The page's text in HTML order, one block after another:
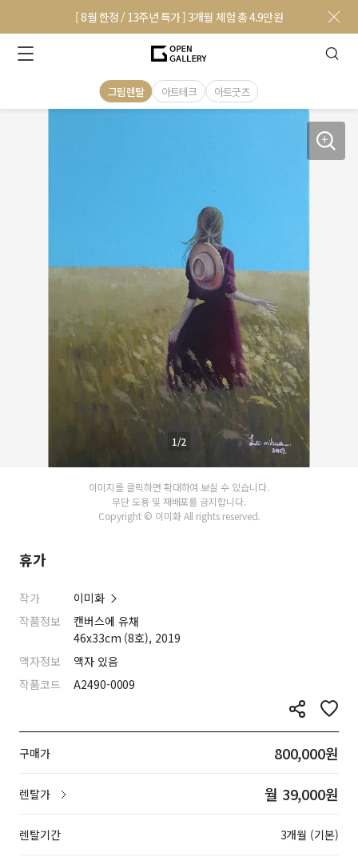
[ 8월 한정 / 13주년 특가 ] 3개월 체험 총 4.9만원
그림렌탈 아트테크 아트굿즈
1/2
이미지를 클릭하면 확대하여 보실 수 있습니다.
무단 도용 및 재배포를 금지합니다.
Copyright © 이미화 All rights reserved.
휴가
작가
이미화
작품정보
캔버스에 유채
46x33cm (8호), 2019
액자정보
액자 있음
작품코드
A2490-0009
구매가 800,000원
렌탈가 월 39,000원
렌탈기간 3개월 (기본)